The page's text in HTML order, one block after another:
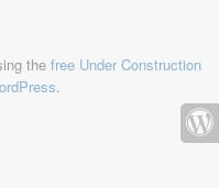
the free Under Construction
.